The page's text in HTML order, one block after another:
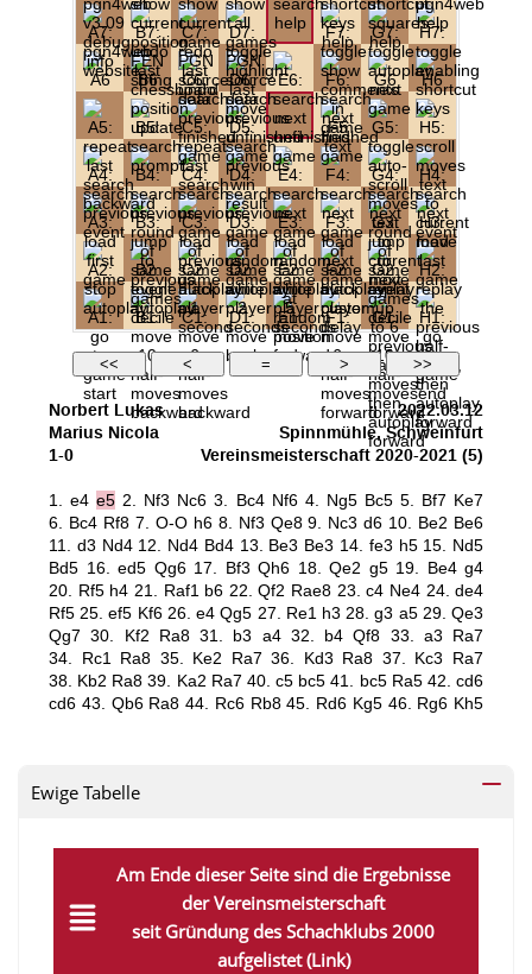
Ewige Tabelle
Am Ende dieser Seite sind die Ergebnisse
der Vereinsmeisterschaft
seit Gründung des Schachklubs 2000
aufgelistet (Link)